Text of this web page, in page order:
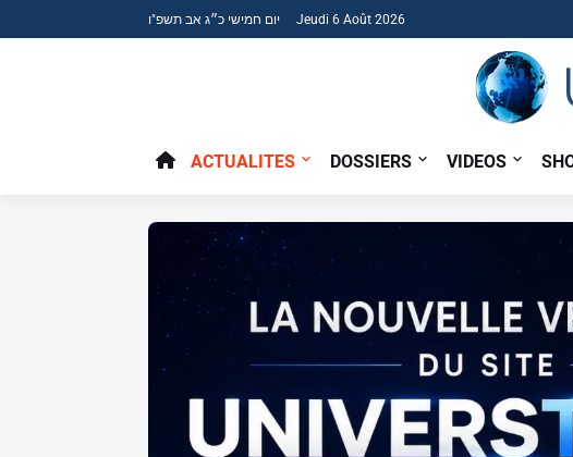
יום חמישי כ״ג אב תשפ"ו Jeudi 6 Août 2026
ACTUALITES DOSSIERS VIDEOS